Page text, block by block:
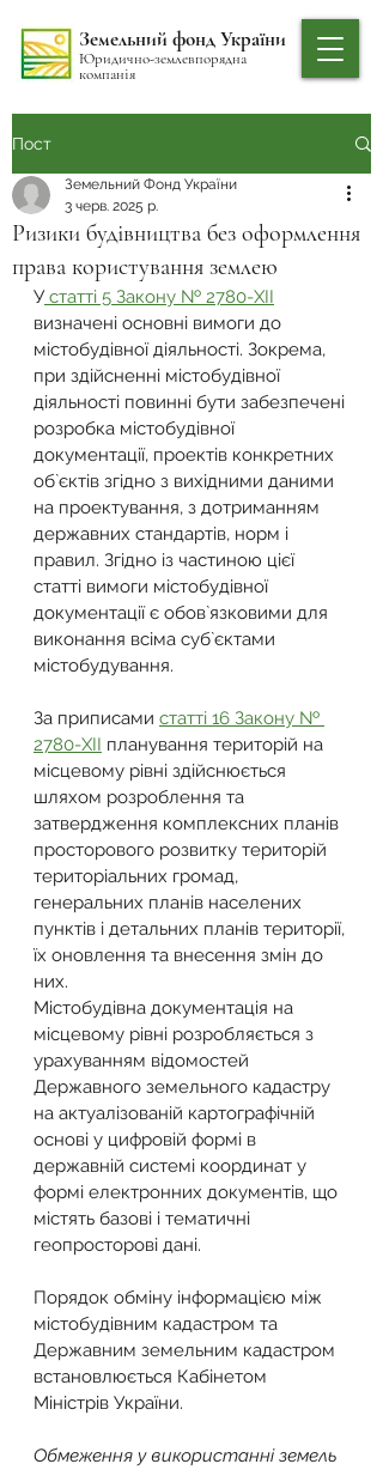
Земельний фонд України
Юридично-землевпорядна
компанія
Пост
Ризики будівництва без оформлення
права користування землею
Земельний Фонд України
3 черв. 2025 р.
У статті 5 Закону № 2780-ХІІ
визначені основні вимоги до
містобудівної діяльності. Зокрема,
при здійсненні містобудівної
діяльності повинні бути забезпечені
розробка містобудівної
документації, проектів конкретних
об`єктів згідно з вихідними даними
на проектування, з дотриманням
державних стандартів, норм і
правил. Згідно із частиною цієї
статті вимоги містобудівної
документації є обов`язковими для
виконання всіма суб`єктами
містобудування.
За приписами статті 16 Закону №
2780-ХІІ планування територій на
місцевому рівні здійснюється
шляхом розроблення та
затвердження комплексних планів
просторового розвитку територій
територіальних громад,
генеральних планів населених
пунктів і детальних планів території,
їх оновлення та внесення змін до
них.
Містобудівна документація на
місцевому рівні розробляється з
урахуванням відомостей
Державного земельного кадастру
на актуалізованій картографічній
основі у цифровій формі в
державній системі координат у
формі електронних документів, що
містять базові і тематичні
геопросторові дані.
Порядок обміну інформацією між
містобудівним кадастром та
Державним земельним кадастром
встановлюється Кабінетом
Міністрів України.
Обмеження у використанні земель